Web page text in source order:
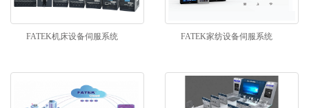
FATEK机床设备伺服系统 FATEK家纺设备伺服系统